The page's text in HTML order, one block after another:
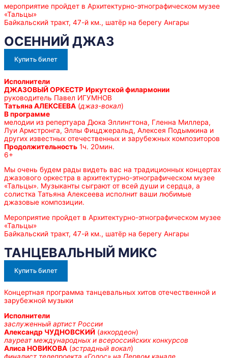
мероприятие пройдет в Архитектурно-этнографическом музее
«Тальцы»
Байкальский тракт, 47-й км., шатёр на берегу Ангары
ОСЕННИЙ ДЖАЗ
Купить билет
Исполнители
ДЖАЗОВЫЙ ОРКЕСТР Иркутской филармонии
руководитель Павел ИГУМНОВ
Татьяна АЛЕКСЕЕВА (джаз-вокал)
В программе
мелодии из репертуара Дюка Эллингтона, Гленна Миллера,
Луи Армстронга, Эллы Фицджеральд, Алексея Подымкина и
других известных отечественных и зарубежных композиторов
Продолжительность 1ч. 20мин.
6+
Мы очень будем рады видеть вас на традиционных концертах
джазового оркестра в архитектурно-этнографическом музее
«Тальцы». Музыканты сыграют от всей души и сердца, а
солистка Татьяна Алексеева исполнит ваши любимые
джазовые композиции.
Мероприятие пройдет в Архитектурно-этнографическом музее
«Тальцы»
Байкальский тракт, 47-й км., шатёр на берегу Ангары
ТАНЦЕВАЛЬНЫЙ МИКС
Купить билет
Концертная программа танцевальных хитов отечественной и
зарубежной музыки
Исполнители
заслуженный артист России
Александр ЧУДНОВСКИЙ (аккордеон)
лауреат международных и всероссийских конкурсов
Алиса НОВИКОВА (эстрадный вокал)